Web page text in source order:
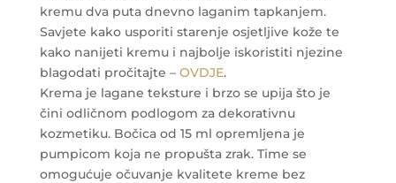
kremu dva puta dnevno laganim tapkanjem.
Savjete kako usporiti starenje osjetljive kože te
kako nanijeti kremu i najbolje iskoristiti njezine
blagodati pročitajte – OVDJE.
Krema je lagane teksture i brzo se upija što je
čini odličnom podlogom za dekorativnu
kozmetiku. Bočica od 15 ml opremljena je
pumpicom koja ne propušta zrak. Time se
omogućuje očuvanje kvalitete kreme bez